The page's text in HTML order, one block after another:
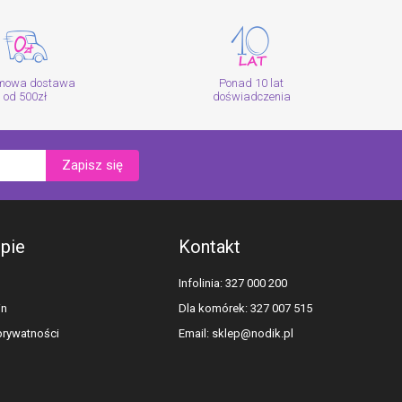
dostawa
od 500zł
Ponad 10 lat
doświadczenia
Zapisz się
Kontakt
Infolinia: 327 000 200
Dla komórek: 327 007 515
Email: sklep@nodik.pl